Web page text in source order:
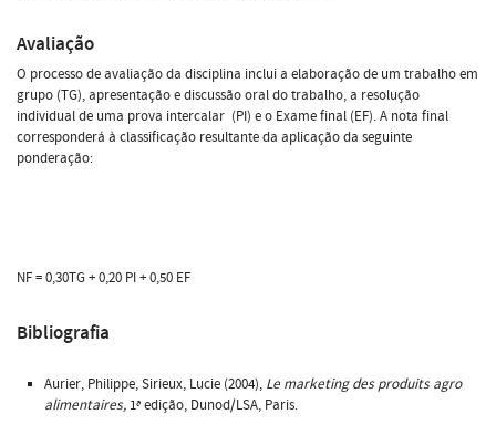
Avaliação
O processo de avaliação da disciplina inclui a elaboração de um trabalho em
grupo (TG), apresentação e discussão oral do trabalho, a resolução
individual de uma prova intercalar (PI) e o Exame final (EF). A nota final
corresponderá à classificação resultante da aplicação da seguinte
ponderação:
NF = 0,30TG + 0,20 PI + 0,50 EF
Bibliografia
Aurier, Philippe, Sirieux, Lucie (2004), Le marketing des produits agro
alimentaires, 1ª edição, Dunod/LSA, Paris.